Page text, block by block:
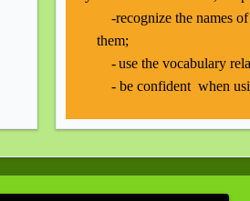
-recognize the names
them;
-use the vocabulary
- be confident when